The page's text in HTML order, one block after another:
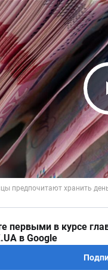
первыми в курсе
в Google